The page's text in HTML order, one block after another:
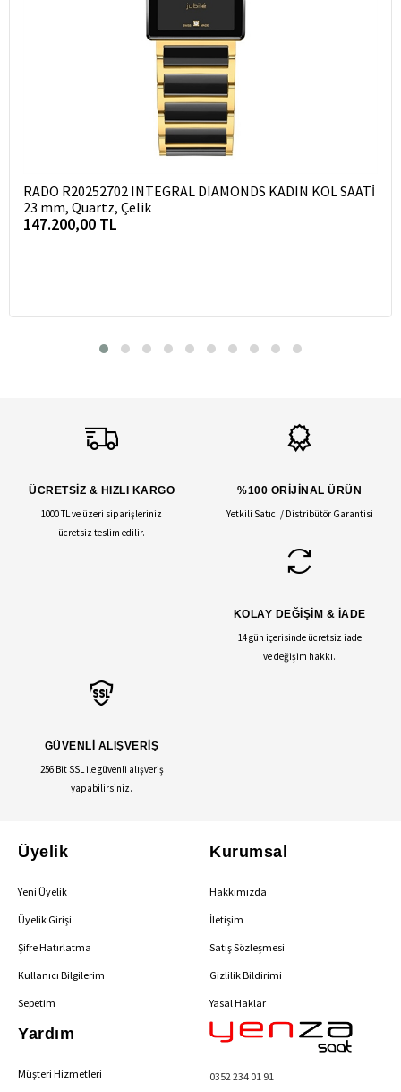
RADO R20252702 INTEGRAL DIAMONDS KADIN KOL SAATİ
23 mm, Quartz, Çelik
147.200,00 TL
ÜCRETSİZ & HIZLI KARGO
1000 TL ve üzeri siparişleriniz
ücretsiz teslim edilir.
%100 ORİJİNAL ÜRÜN
Yetkili Satıcı / Distribütör Garantisi
KOLAY DEĞİŞİM & İADE
14 gün içerisinde ücretsiz iade
ve değişim hakkı.
GÜVENLİ ALIŞVERİŞ
256 Bit SSL ile güvenli alışveriş
yapabilirsiniz.
Üyelik
Yeni Üyelik
Üyelik Girişi
Şifre Hatırlatma
Kullanıcı Bilgilerim
Sepetim
Kurumsal
Hakkımızda
İletişim
Satış Sözleşmesi
Gizlilik Bildirimi
Yasal Haklar
Yardım
Müşteri Hizmetleri 0352 234 01 91